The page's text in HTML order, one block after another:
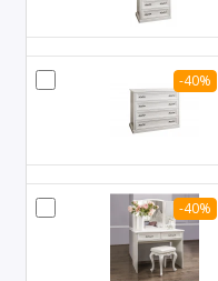
-40%
-40%